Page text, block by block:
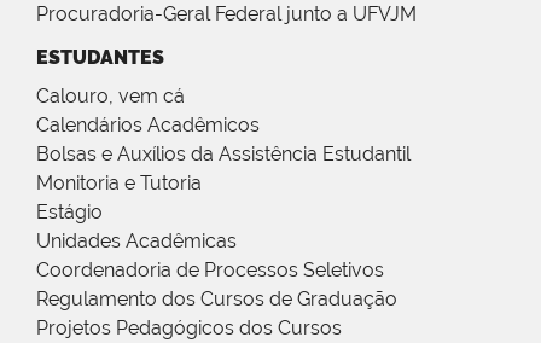
Procuradoria-Geral Federal junto a UFVJM
ESTUDANTES
Calouro, vem cá
Calendários Acadêmicos
Bolsas e Auxílios da Assistência Estudantil
Monitoria e Tutoria
Estágio
Unidades Acadêmicas
Coordenadoria de Processos Seletivos
Regulamento dos Cursos de Graduação
Projetos Pedagógicos dos Cursos